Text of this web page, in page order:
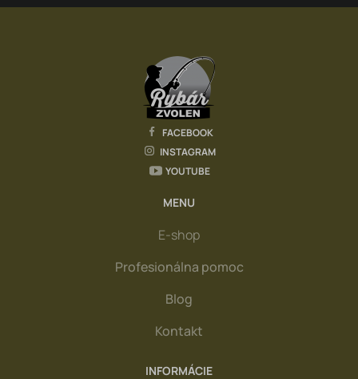
FACEBOOK
INSTAGRAM
YOUTUBE
MENU
E-shop
Profesionálna pomoc
Blog
Kontakt
INFORMÁCIE